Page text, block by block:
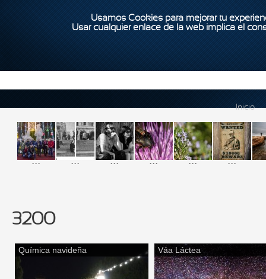
Usamos Cookies para mejorar tu
Usar cualquier enlace de la web implica el
Inicio
... ... ... ... ... ...
3200
Química navideña Váa Láctea
Páginas